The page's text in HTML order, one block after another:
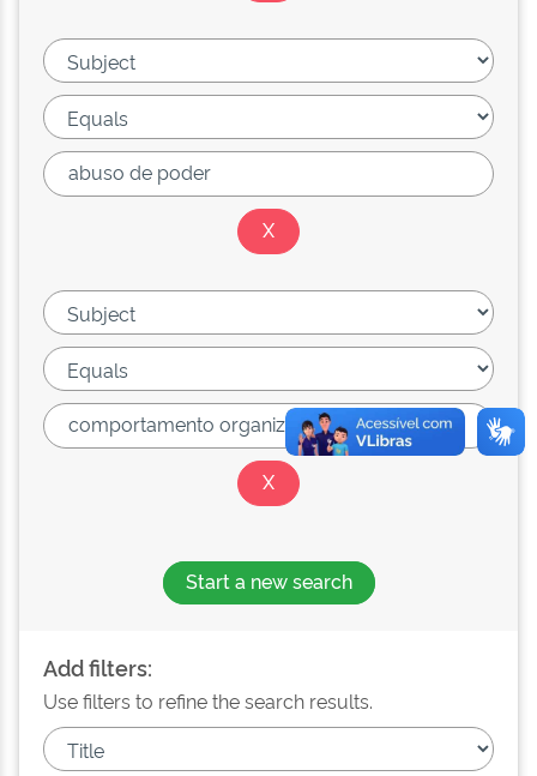
Start a new search
Add filters:
Use filters to refine the search results.